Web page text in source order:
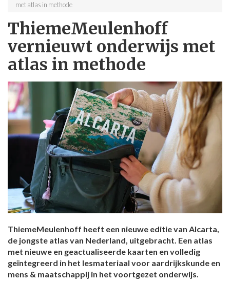
met atlas in methode
ThiemeMeulenhoff
vernieuwt onderwijs met
atlas in methode
ThiemeMeulenhoff heeft een nieuwe editie van Alcarta,
de jongste atlas van Nederland, uitgebracht. Een atlas
met nieuwe en geactualiseerde kaarten en volledig
geïntegreerd in het lesmateriaal voor aardrijkskunde en
mens & maatschappij in het voortgezet onderwijs.